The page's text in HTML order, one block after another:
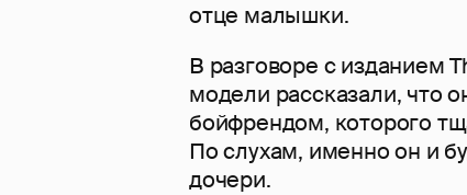
отце малышки.
В разговоре с изданием
модели рассказали, что
бойфрендом, которого
По слухам, именно он и
дочери.